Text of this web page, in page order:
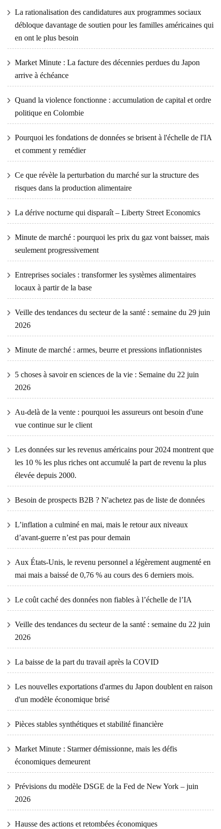
La rationalisation des candidatures aux programmes sociaux
débloque davantage de soutien pour les familles américaines qui
en ont le plus besoin
Market Minute : La facture des décennies perdues du Japon
arrive à échéance
Quand la violence fonctionne : accumulation de capital et ordre
politique en Colombie
Pourquoi les fondations de données se brisent à l'échelle de l'IA
et comment y remédier
Ce que révèle la perturbation du marché sur la structure des
risques dans la production alimentaire
La dérive nocturne qui disparaît – Liberty Street Economics
Minute de marché : pourquoi les prix du gaz vont baisser, mais
seulement progressivement
Entreprises sociales : transformer les systèmes alimentaires
locaux à partir de la base
Veille des tendances du secteur de la santé : semaine du 29 juin
2026
Minute de marché : armes, beurre et pressions inflationnistes
5 choses à savoir en sciences de la vie : Semaine du 22 juin
2026
Au-delà de la vente : pourquoi les assureurs ont besoin d'une
vue continue sur le client
Les données sur les revenus américains pour 2024 montrent que
les 10 % les plus riches ont accumulé la part de revenu la plus
élevée depuis 2000.
Besoin de prospects B2B ? N'achetez pas de liste de données
L’inflation a culminé en mai, mais le retour aux niveaux
d’avant-guerre n’est pas pour demain
Aux États-Unis, le revenu personnel a légèrement augmenté en
mai mais a baissé de 0,76 % au cours des 6 derniers mois.
Le coût caché des données non fiables à l’échelle de l’IA
Veille des tendances du secteur de la santé : semaine du 22 juin
2026
La baisse de la part du travail après la COVID
Les nouvelles exportations d'armes du Japon doublent en raison
d'un modèle économique brisé
Pièces stables synthétiques et stabilité financière
Market Minute : Starmer démissionne, mais les défis
économiques demeurent
Prévisions du modèle DSGE de la Fed de New York – juin
2026
Hausse des actions et retombées économiques